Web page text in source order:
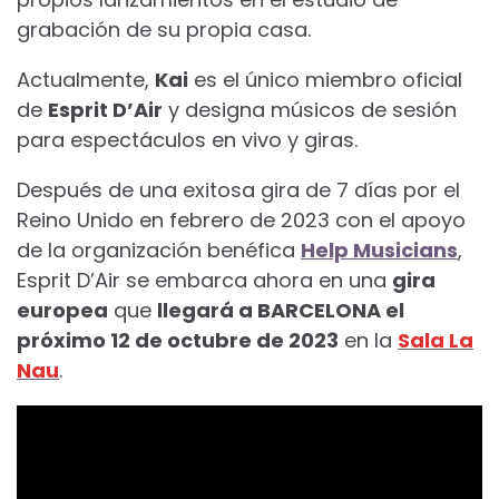
grabación de su propia casa.
Actualmente, Kai es el único miembro oficial
de Esprit D’Air y designa músicos de sesión
para espectáculos en vivo y giras.
Después de una exitosa gira de 7 días por el
Reino Unido en febrero de 2023 con el apoyo
de la organización benéfica Help Musicians,
Esprit D’Air se embarca ahora en una gira
europea que llegará a BARCELONA el
próximo 12 de octubre de 2023 en la Sala La
Nau.